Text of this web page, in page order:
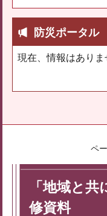
防災ポータル
現在、情報はありま
ペ
「地域と
修資料